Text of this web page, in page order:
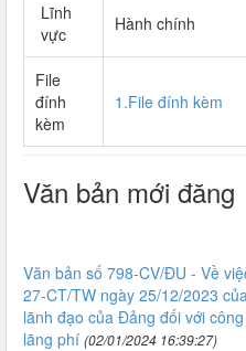
Lĩnh
vực
Hành chính
File
đính
kèm
1.File đính kèm
Văn bản mới đăng
Văn bản số 798-CV/ĐU - Về
27-CT/TW ngày 25/12/2023
lãnh đạo của Đảng đối với
lãng phí (02/01/2024 16:39:27)